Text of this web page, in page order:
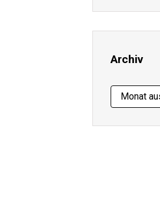
ein ...
Archiv
Archiv